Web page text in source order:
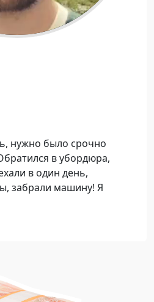
y
V
o
нужно было срочно
в убордюра,
в один день,
забрали машину! Я